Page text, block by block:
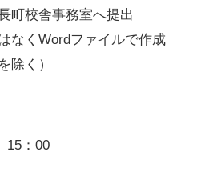
町校舎事務室へ提出
なくWordファイルで作成
除く）
15：00